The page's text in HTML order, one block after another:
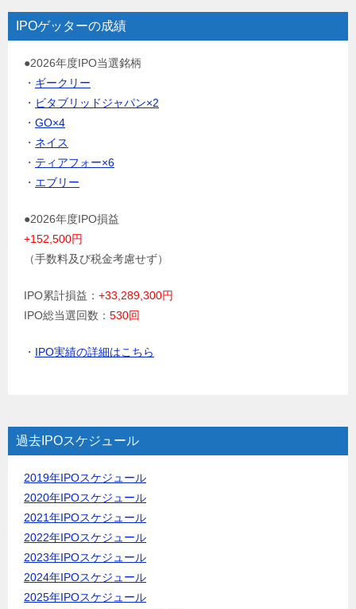
IPOゲッターの成績
●2026年度IPO当選銘柄
・ ギークリー
・ ビタブリッドジャパン×2
・ GO×4
・ ネイス
・ ティアフォー×6
・ エブリー
●2026年度IPO損益
+152,500円
（手数料及び税金考慮せず）
IPO累計損益： +33,289,300円
IPO総当選回数： 530回
・ IPO実績の詳細はこちら
過去IPOスケジュール
2019年IPOスケジュール
2020年IPOスケジュール
2021年IPOスケジュール
2022年IPOスケジュール
2023年IPOスケジュール
2024年IPOスケジュール
2025年IPOスケジュール